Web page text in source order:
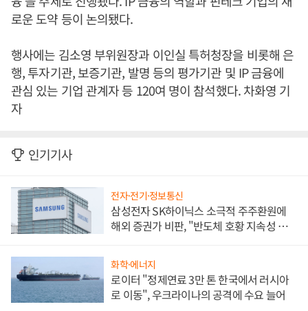
로운 도약 등이 논의됐다.
행사에는 김소영 부위원장과 이인실 특허청장을 비롯해 은
행, 투자기관, 보증기관, 발명 등의 평가기관 및 IP 금융에
관심 있는 기업 관계자 등 120여 명이 참석했다. 차화영 기
자
인기기사
전자·전기·정보통신
삼성전자 SK하이닉스 소극적 주주환원에
해외 증권가 비판, "반도체 호황 지속성 의
화학·에너지
로이터 "정제연료 3만 톤 한국에서 러시아
로 이동", 우크라이나의 공격에 수요 늘어